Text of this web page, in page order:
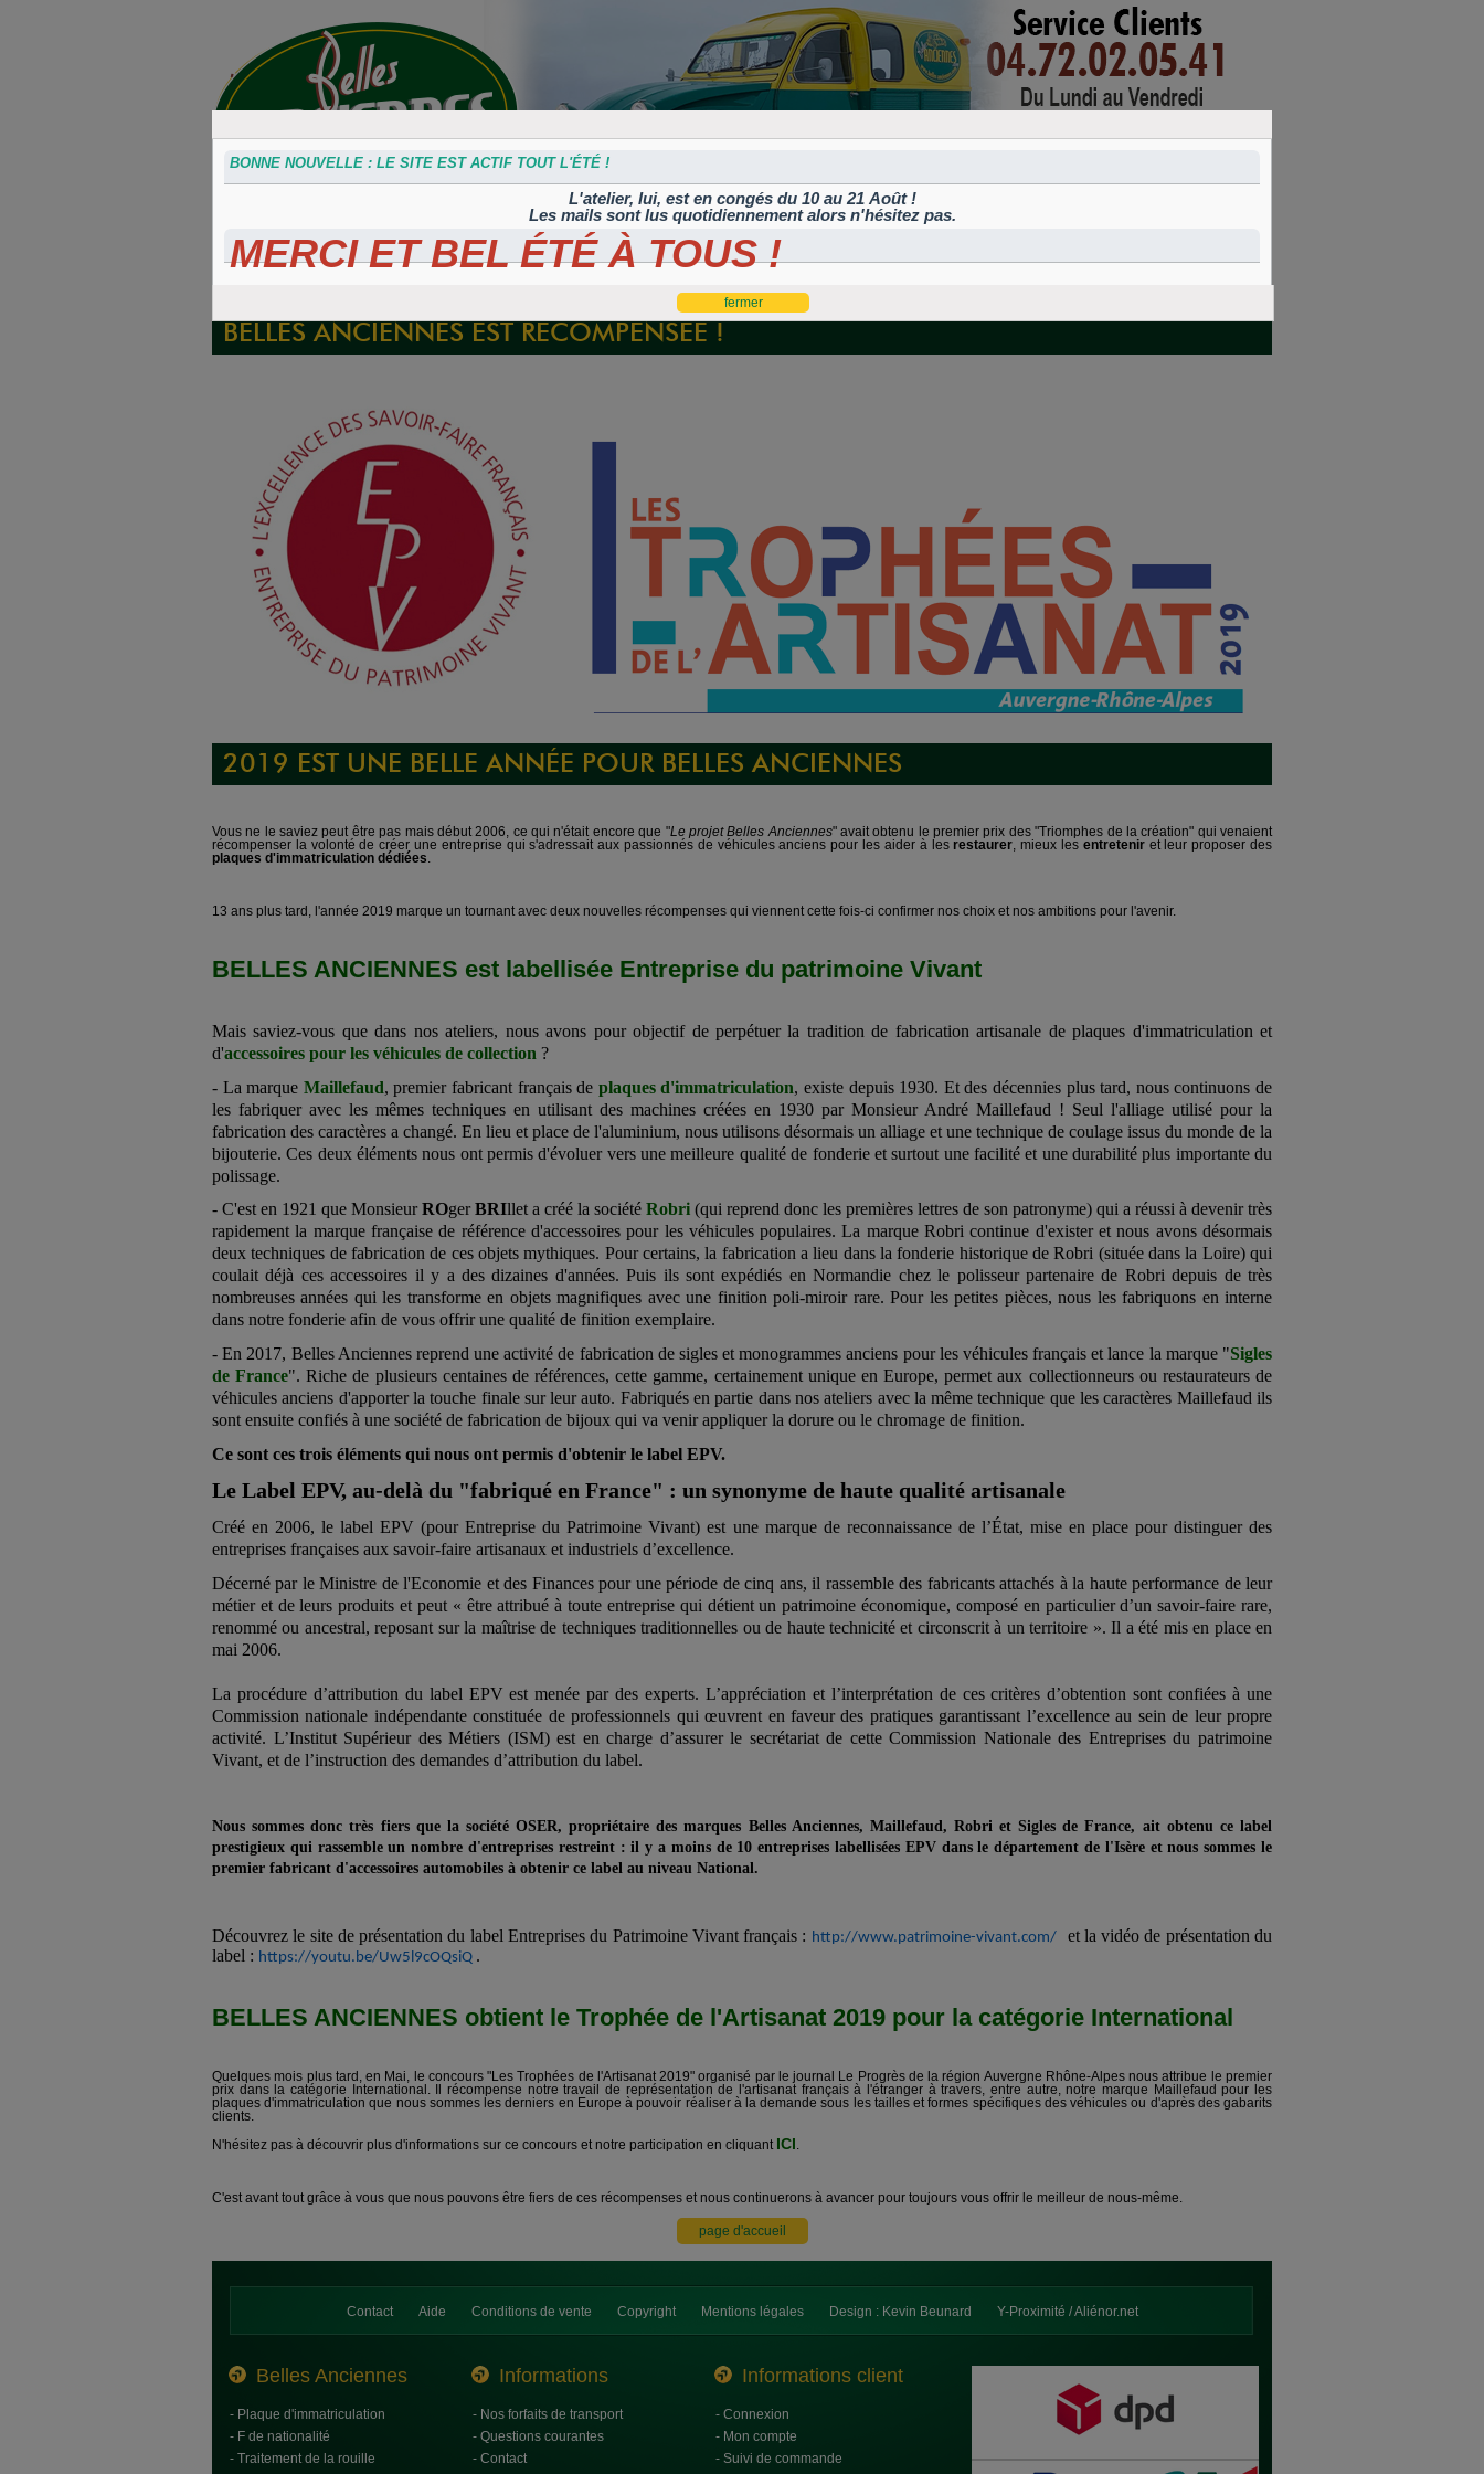
Accessoires
divers
Plaques 3D
Maillefaud et
Plaques
immatriculation
Plaques
autocollantes et
Plaques
peintes
Traitement
Corrosion
BONNE NOUVELLE : LE SITE EST ACTIF TOUT L'ÉTÉ !
L'atelier, lui, est en congés du 10 au 21 Août !
Les mails sont lus quotidiennement alors n'hésitez pas.
MERCI ET BEL ÉTÉ À TOUS !
BELLES ANCIENNES EST RÉCOMPENSÉE !
2019 EST UNE BELLE ANNÉE POUR BELLES ANCIENNES
Vous ne le saviez peut être pas mais début 2006, ce qui n'était encore que "Le projet Belles Anciennes" avait obtenu le premier prix des "Triomphes de la création" qui venaient
récompenser la volonté de créer une entreprise qui s'adressait aux passionnés de véhicules anciens pour les aider à les restaurer, mieux les entreteniret leur proposer des
plaques d'immatriculation dédiées.
13 ans plus tard, l'année 2019 marque un tournant avec deux nouvelles récompenses qui viennent cette fois-ci confirmer nos choix et nos ambitions pour l'avenir.
BELLES ANCIENNES est labellisée Entreprise du patrimoine Vivant
Mais saviez-vous que dans nos ateliers, nous avons pour objectif de perpétuer la tradition de fabrication artisanale de plaques d'immatriculation et
d'accessoires pour les véhicules de collection ?
- La marque Maillefaud, premier fabricant français de plaques d'immatriculation, existe depuis 1930. Et des décennies plus tard, nous continuons de
les fabriquer avec les mêmes techniques en utilisant des machines créées en 1930 par Monsieur André Maillefaud ! Seul l'alliage utilisé pour la
fabrication des caractères a changé. En lieu et place de l'aluminium, nous utilisons désormais un alliage et une technique de coulage issus du monde de la
bijouterie. Ces deux éléments nous ont permis d'évoluer vers une meilleure qualité de fonderie et surtout une facilité et une durabilité plus importante du
polissage.
- C'est en 1921 que Monsieur ROger BRIllet a créé la société Robri (qui reprend donc les premières lettres de son patronyme) qui a réussi à devenir très
rapidement la marque française de référence d'accessoires pour les véhicules populaires. La marque Robri continue d'exister et nous avons désormais
deux techniques de fabrication de ces objets mythiques. Pour certains, la fabrication a lieu dans la fonderie historique de Robri (située dans la Loire) qui
coulait déjà ces accessoires il y a des dizaines d'années. Puis ils sont expédiés en Normandie chez le polisseur partenaire de Robri depuis de très
nombreuses années qui les transforme en objets magnifiques avec une finition poli-miroir rare. Pour les petites pièces, nous les fabriquons en interne
dans notre fonderie afin de vous offrir une qualité de finition exemplaire.
- En 2017, Belles Anciennes reprend une activité de fabrication de sigles et monogrammes anciens pour les véhicules français et lance la marque "Sigles
de France". Riche de plusieurs centaines de références, cette gamme, certainement unique en Europe, permet aux collectionneurs ou restaurateurs de
véhicules anciens d'apporter la touche finale sur leur auto. Fabriqués en partie dans nos ateliers avec la même technique que les caractères Maillefaud ils
sont ensuite confiés à une société de fabrication de bijoux qui va venir appliquer la dorure ou le chromage de finition.
Ce sont ces trois éléments qui nous ont permis d'obtenir le label EPV.
Le Label EPV, au-delà du "fabriqué en France" : un synonyme de haute qualité artisanale
Créé en 2006, le label EPV (pour Entreprise du Patrimoine Vivant) est une marque de reconnaissance de l’État, mise en place pour distinguer des
entreprises françaises aux savoir-faire artisanaux et industriels d’excellence.
Décerné par le Ministre de l'Economie et des Finances pour une période de cinq ans, il rassemble des fabricants attachés à la haute performance de leur
métier et de leurs produits et peut « être attribué à toute entreprise qui détient un patrimoine économique, composé en particulier d’un savoir-faire rare,
renommé ou ancestral, reposant sur la maîtrise de techniques traditionnelles ou de haute technicité et circonscrit à un territoire ». Il a été mis en place en
mai 2006.
La procédure d’attribution du label EPV est menée par des experts. L’appréciation et l’interprétation de ces critères d’obtention sont confiées à une
Commission nationale indépendante constituée de professionnels qui œuvrent en faveur des pratiques garantissant l’excellence au sein de leur propre
activité. L’Institut Supérieur des Métiers (ISM) est en charge d’assurer le secrétariat de cette Commission Nationale des Entreprises du patrimoine
Vivant, et de l’instruction des demandes d’attribution du label.
Nous sommes donc très fiers que la société OSER, propriétaire des marques Belles Anciennes, Maillefaud, Robri et Sigles de France, ait obtenu ce label
prestigieux qui rassemble un nombre d'entreprises restreint : il y a moins de 10 entreprises labellisées EPV dans le département de l'Isère et nous sommes le
premier fabricant d'accessoires automobiles à obtenir ce label au niveau National.
Découvrez le site de présentation du label Entreprises du Patrimoine Vivant français : http://www.patrimoine-vivant.com/
et la vidéo de présentation du
label : https://youtu.be/Uw5l9cOQsiQ .
BELLES ANCIENNES obtient le Trophée de l'Artisanat 2019 pour la catégorie International
Quelques mois plus tard, en Mai, le concours "Les Trophées de l'Artisanat 2019" organisé par le journal Le Progrès de la région Auvergne Rhône-Alpes nous attribue le premier
prix dans la catégorie International. Il récompense notre travail de représentation de l'artisanat français à l'étranger à travers, entre autre, notre marque Maillefaud pour les
plaques d'immatriculation que nous sommes les derniers en Europe à pouvoir réaliser à la demande sous les tailles et formes spécifiques des véhicules ou d'après des gabarits
clients.
N'hésitez pas à découvrir plus d'informations sur ce concours et notre participation en cliquant ICI
C'est avant tout grâce à vous que nous pouvons être fiers de ces récompenses et nous continuerons à avancer pour toujours vous offrir le meilleur de nous-même.
Contact Aide Conditions de vente Copyright Mentions légales Design : Kevin Beunard Y-Proximité / Aliénor.net
Belles Anciennes Informations Informations client
- Plaque d'immatriculation
- F de nationalité
- Traitement de la rouille
- Nos forfaits de transport
- Questions courantes
- Contact
- Connexion
- Mon compte
- Suivi de commande